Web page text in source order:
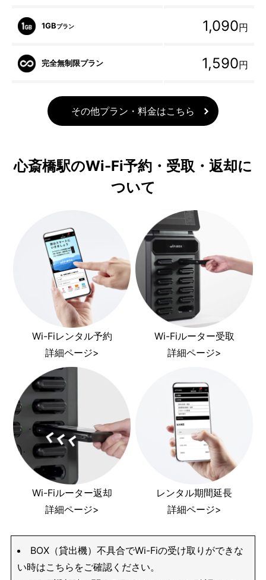
1GBプラン 1,090円
完全無制限プラン 1,590円
その他プラン・料金はこちら
心斎橋駅のWi-Fi予約・受取・返却に
ついて
Wi-Fiレンタル予約
詳細ページ>
Wi-Fiルーター受取
詳細ページ>
Wi-Fiルーター返却
詳細ページ>
レンタル期間延長
詳細ページ>
BOX（貸出機）不具合でWi-Fiの受け取りができな
い時はこちらをご確認ください。